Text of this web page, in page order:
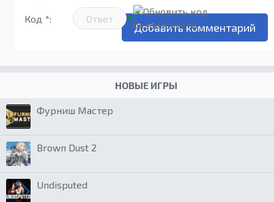
Код *:
НОВЫЕ ИГРЫ
Фурниш Мастер
Brown Dust 2
Undisputed